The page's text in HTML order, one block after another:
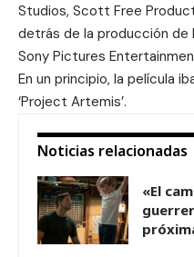
Studios, Scott Free
detrás de la producción de
Sony Pictures
En un principio, la película
‘Project Artemis’.
Noticias relacionadas
«El